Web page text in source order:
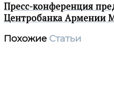
Пресс-конференция
Центробанка Армении
Похожие Статьи